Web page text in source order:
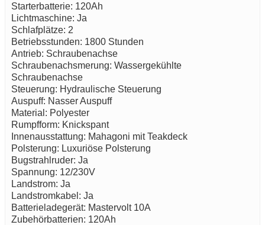
Starterbatterie: 120Ah
Lichtmaschine: Ja
Schlafplätze: 2
Betriebsstunden: 1800 Stunden
Antrieb: Schraubenachse
Schraubenachsmerung: Wassergekühlte
Schraubenachse
Steuerung: Hydraulische Steuerung
Auspuff: Nasser Auspuff
Material: Polyester
Rumpfform: Knickspant
Innenausstattung: Mahagoni mit Teakdeck
Polsterung: Luxuriöse Polsterung
Bugstrahlruder: Ja
Spannung: 12/230V
Landstrom: Ja
Landstromkabel: Ja
Batterieladegerät: Mastervolt 10A
Zubehörbatterien: 120Ah